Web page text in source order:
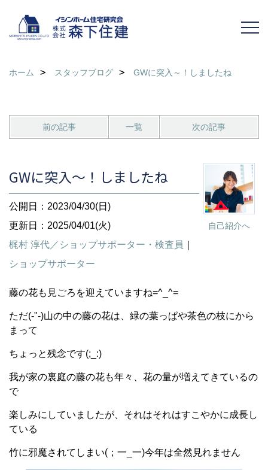
ホーム スタッフブログ GWに突入～！しましたね
前の記事 一覧 次の記事
自己紹介へ
GWに突入～！しましたね
公開日：2023/04/30(日)
更新日：2025/04/01(火)
梶村 淳代／ショップサポーター・検査員
ショップサポーター
藤の花も見ごろを迎えていますね=^_^=
ただ(-"-)山の中の藤の花は、緑の葉っぱや茶色の枝にから
まって
ちょっと残念です(;_:)
我が家の裏庭の藤の花も年々、花の量が増えてきているの
で
楽しみにしていましたが、それはそれはすこやかに成長し
ている
竹に邪魔されてしまい(；一_一)今年は全然見れません